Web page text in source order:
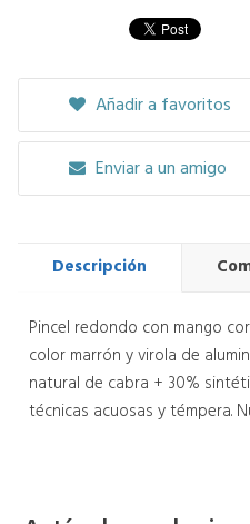
Añadir a favoritos
Enviar a un amigo
Descripción
Pincel redondo con mango
color marrón y virola de
natural de cabra + 30%
técnicas acuosas y témpera.